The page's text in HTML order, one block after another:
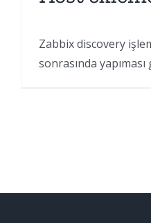
Zabbix discovery
sonrasında